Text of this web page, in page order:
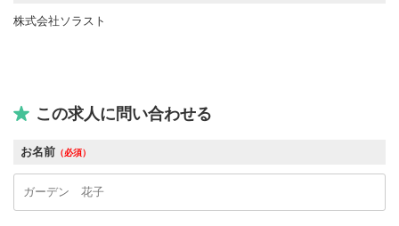
株式会社ソラスト
この求人に問い合わせる
お名前 （必須）